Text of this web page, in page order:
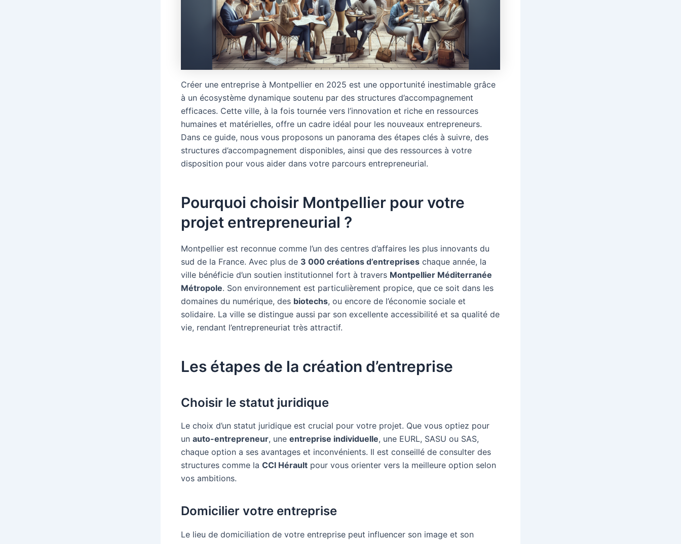
Créer une entreprise à Montpellier en 2025 est une opportunité inestimable grâce
à un écosystème dynamique soutenu par des structures d’accompagnement
efficaces. Cette ville, à la fois tournée vers l’innovation et riche en ressources
humaines et matérielles, offre un cadre idéal pour les nouveaux entrepreneurs.
Dans ce guide, nous vous proposons un panorama des étapes clés à suivre, des
structures d’accompagnement disponibles, ainsi que des ressources à votre
disposition pour vous aider dans votre parcours entrepreneurial.
Pourquoi choisir Montpellier pour votre
projet entrepreneurial ?
Montpellier est reconnue comme l’un des centres d’affaires les plus innovants du
sud de la France. Avec plus de 3 000 créations d’entreprises chaque année, la
ville bénéficie d’un soutien institutionnel fort à travers Montpellier Méditerranée
Métropole. Son environnement est particulièrement propice, que ce soit dans les
domaines du numérique, des biotechs, ou encore de l’économie sociale et
solidaire. La ville se distingue aussi par son excellente accessibilité et sa qualité de
vie, rendant l’entrepreneuriat très attractif.
Les étapes de la création d’entreprise
Choisir le statut juridique
Le choix d’un statut juridique est crucial pour votre projet. Que vous optiez pour
un auto-entrepreneur, une entreprise individuelle, une EURL, SASU ou SAS,
chaque option a ses avantages et inconvénients. Il est conseillé de consulter des
structures comme la CCI Hérault pour vous orienter vers la meilleure option selon
vos ambitions.
Domicilier votre entreprise
Le lieu de domiciliation de votre entreprise peut influencer son image et son